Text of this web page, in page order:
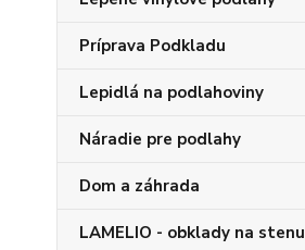
Príprava Podkladu
Lepidlá na podlahoviny
Náradie pre podlahy
Dom a záhrada
LAMELIO - obklady na stenu